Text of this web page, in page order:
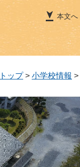
本文へ
ップ > 小学校情報 >